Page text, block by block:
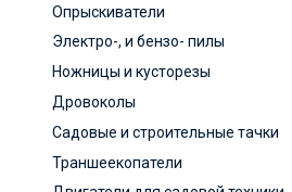
Опрыскиватели
Электро-, и бензо- пилы
Ножницы и кусторезы
Дровоколы
Садовые и строительные тачки
Траншеекопатели